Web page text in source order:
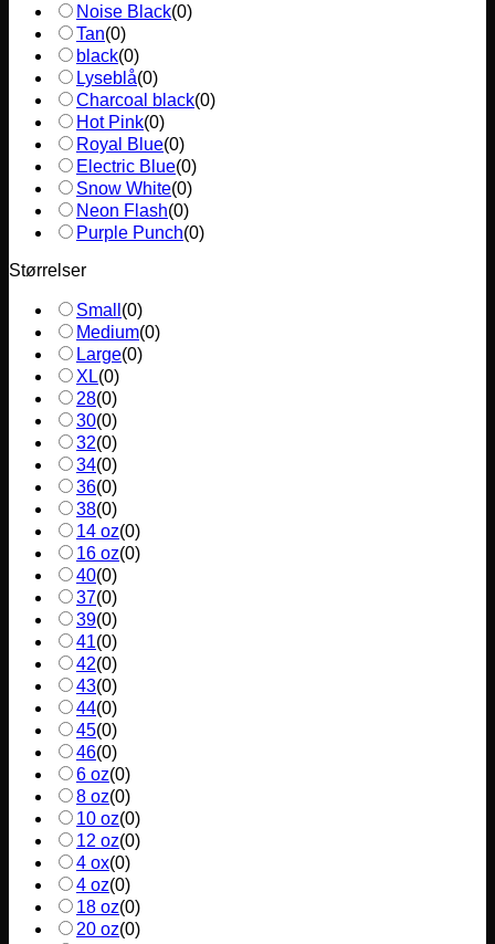
Noise Black(0)
Tan(0)
black(0)
Lyseblå(0)
Charcoal black(0)
Hot Pink(0)
Royal Blue(0)
Electric Blue(0)
Snow White(0)
Neon Flash(0)
Purple Punch(0)
Størrelser
Small (0)
Medium(0)
Large(0)
XL(0)
28(0)
30(0)
32(0)
34(0)
36(0)
38(0)
14 oz(0)
16 oz(0)
40(0)
37(0)
39(0)
41(0)
42(0)
43(0)
44(0)
45(0)
46(0)
6 oz(0)
8 oz(0)
10 oz(0)
12 oz(0)
4 ox(0)
4 oz(0)
18 oz(0)
20 oz(0)